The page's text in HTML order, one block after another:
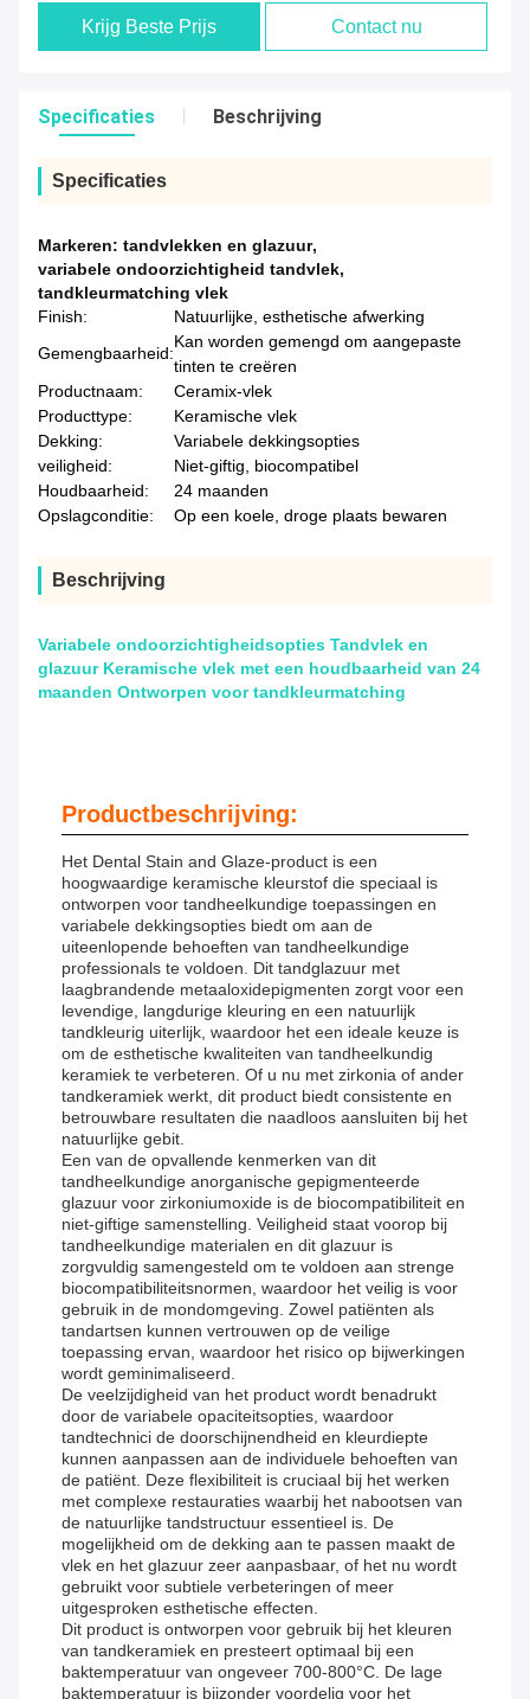
Krijg Beste Prijs Contact nu
Specificaties Beschrijving
Specificaties
Markeren: tandvlekken en glazuur,
variabele ondoorzichtigheid tandvlek,
tandkleurmatching vlek
Finish:
Natuurlijke, esthetische afwerking
Gemengbaarheid:
Kan worden gemengd om aangepaste
tinten te creëren
Productnaam:
Ceramix-vlek
Producttype:
Keramische vlek
Dekking:
Variabele dekkingsopties
veiligheid:
Niet-giftig, biocompatibel
Houdbaarheid:
24 maanden
Opslagconditie:
Op een koele, droge plaats bewaren
Beschrijving
Variabele ondoorzichtigheidsopties Tandvlek en
glazuur Keramische vlek met een houdbaarheid van 24
maanden Ontworpen voor tandkleurmatching
Productbeschrijving:
Het Dental Stain and Glaze-product is een
hoogwaardige keramische kleurstof die speciaal is
ontworpen voor tandheelkundige toepassingen en
variabele dekkingsopties biedt om aan de
uiteenlopende behoeften van tandheelkundige
professionals te voldoen. Dit tandglazuur met
laagbrandende metaaloxidepigmenten zorgt voor een
levendige, langdurige kleuring en een natuurlijk
tandkleurig uiterlijk, waardoor het een ideale keuze is
om de esthetische kwaliteiten van tandheelkundig
keramiek te verbeteren. Of u nu met zirkonia of ander
tandkeramiek werkt, dit product biedt consistente en
betrouwbare resultaten die naadloos aansluiten bij het
natuurlijke gebit.
Een van de opvallende kenmerken van dit
tandheelkundige anorganische gepigmenteerde
glazuur voor zirkoniumoxide is de biocompatibiliteit en
niet-giftige samenstelling. Veiligheid staat voorop bij
tandheelkundige materialen en dit glazuur is
zorgvuldig samengesteld om te voldoen aan strenge
biocompatibiliteitsnormen, waardoor het veilig is voor
gebruik in de mondomgeving. Zowel patiënten als
tandartsen kunnen vertrouwen op de veilige
toepassing ervan, waardoor het risico op bijwerkingen
wordt geminimaliseerd.
De veelzijdigheid van het product wordt benadrukt
door de variabele opaciteitsopties, waardoor
tandtechnici de doorschijnendheid en kleurdiepte
kunnen aanpassen aan de individuele behoeften van
de patiënt. Deze flexibiliteit is cruciaal bij het werken
met complexe restauraties waarbij het nabootsen van
de natuurlijke tandstructuur essentieel is. De
mogelijkheid om de dekking aan te passen maakt de
vlek en het glazuur zeer aanpasbaar, of het nu wordt
gebruikt voor subtiele verbeteringen of meer
uitgesproken esthetische effecten.
Dit product is ontworpen voor gebruik bij het kleuren
van tandkeramiek en presteert optimaal bij een
baktemperatuur van ongeveer 700-800°C. De lage
baktemperatuur is bijzonder voordelig voor het